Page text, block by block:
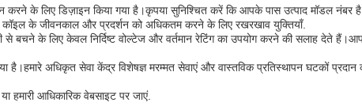
करने के लिए डिज़ाइन किया गया है।कृपया सुनिश्चित करें कि आपके पास उत्पाद मॉडल नंबर
कॉइल के जीवनकाल और प्रदर्शन को अधिकतम करने के लिए रखरखाव युक्तियाँ.
बचने के लिए केवल निर्दिष्ट वोल्टेज और वर्तमान रेटिंग का उपयोग करने की सलाह देते
अधिकृत सेवा केंद्र विशेषज्ञ मरम्मत सेवाएं और वास्तविक प्रतिस्थापन घटकों
हमारी आधिकारिक वेबसाइट पर जाएं.